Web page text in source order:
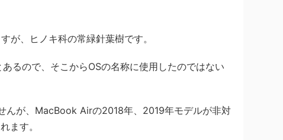
が、ヒノキ科の常緑針葉樹です。
るので、そこからOSの名称に使用したのではない
んが、MacBook Airの2018年、2019年モデルが非対
ます。